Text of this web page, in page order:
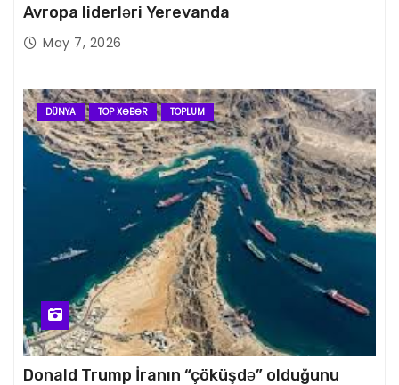
Avropa liderləri Yerevanda
May 7, 2026
DÜNYA TOP XƏBƏR TOPLUM
Donald Trump İranın “çöküşdə” olduğunu